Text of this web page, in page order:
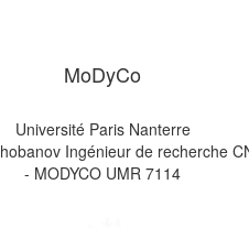
MoDyCo
Université Paris Nanterre
Ingénieur de recherche
- MODYCO UMR 7114